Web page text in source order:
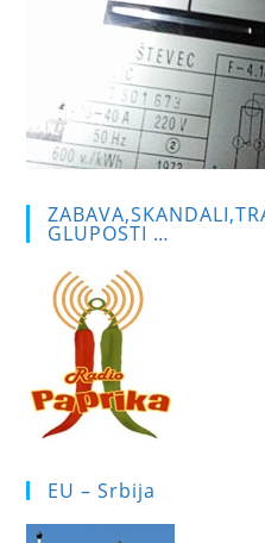
GLUPOSTI …
EU – Srbija